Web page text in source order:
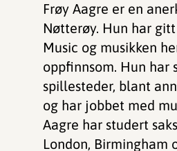
Frøy Aagre er en
Nøtterøy. Hun har
Music og musikken
oppfinnsom. Hun har
spillesteder, blant
og har jobbet med
Aagre har studert
London, Birmingham